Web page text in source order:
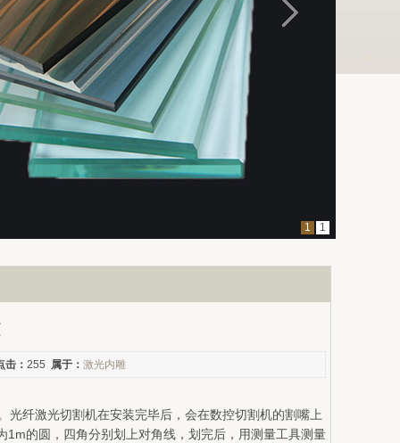
1 1
击： 255 属于： 激光内雕
纤激光切割机在安装完毕后，会在数控切割机的割嘴上
的圆，四角分别划上对角线，划完后，用测量工具测量